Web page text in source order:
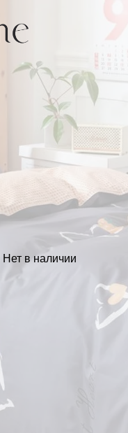
Нет в наличии